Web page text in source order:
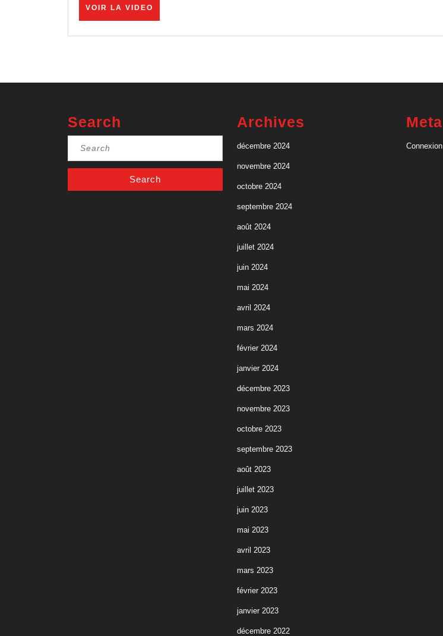
VOIR LA VIDEO
Search Archives
décembre 2024
novembre 2024
octobre 2024
septembre 2024
août 2024
juillet 2024
juin 2024
mai 2024
avril 2024
mars 2024
février 2024
janvier 2024
décembre 2023
novembre 2023
octobre 2023
septembre 2023
août 2023
juillet 2023
juin 2023
mai 2023
avril 2023
mars 2023
février 2023
janvier 2023
décembre 2022
Meta
Connexion